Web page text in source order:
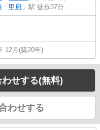
「 甲府 」駅 徒歩37分
12月(築20年)
せする(無料)
わせする